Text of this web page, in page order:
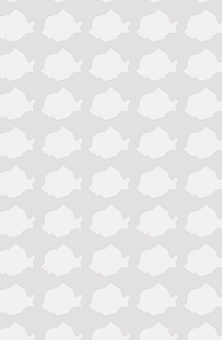
Sighisoara
Sinaia
Slatina
Suceava
Targu Jiu
Targu Mures
Timisoara
Tinaud
Turnu Magurele
Vaslui
Victoria